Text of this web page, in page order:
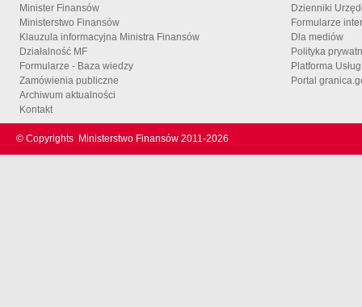
Minister Finansów
Ministerstwo Finansów
Klauzula informacyjna Ministra Finansów
Działalność MF
Formularze - Baza wiedzy
Zamówienia publiczne
Archiwum aktualności
Kontakt
Dzienniki
Formularze
Dla mediów
Polityka
Platforma
Portal
© Copyrights Ministerstwo Finansów 2011-2026